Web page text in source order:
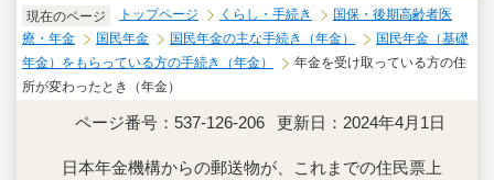
現在のページ トップページ くらし・手続き
国保・後期高齢者医
療・年金
国民年金 国民年金の主な手続き（年金）
国民年金（基礎
年金）をもらっている方の手続き（年金）
年金を受け取っている方の住
所が変わったとき（年金）
ページ番号：537-126-206 更新日：2024年4月1日
日本年金機構からの郵送物が、これまでの住民票上